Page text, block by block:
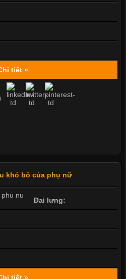
tiết »
khó bỏ của phụ nữ
Đai lưng:
tiết »